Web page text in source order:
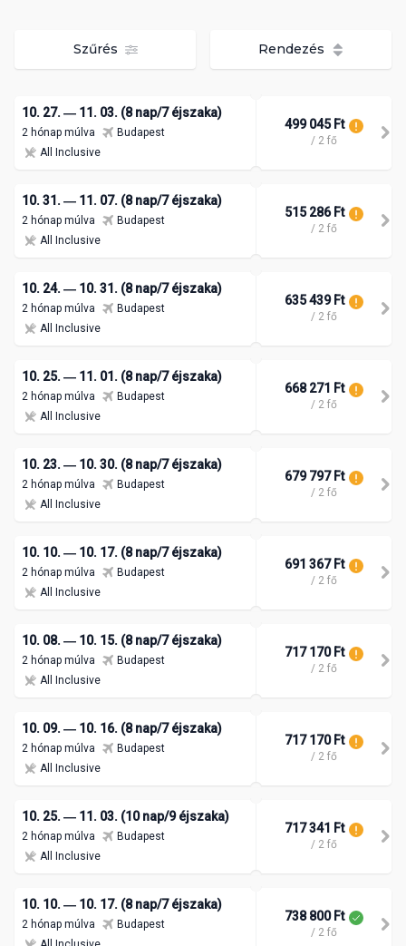
Szűrés Rendezés
10. 27. ― 11. 03. (8 nap/7 éjszaka)
2 hónap múlva
Budapest
All Inclusive
499 045 Ft
/ 2 fő
10. 31. ― 11. 07. (8 nap/7 éjszaka)
2 hónap múlva
Budapest
All Inclusive
515 286 Ft
/ 2 fő
10. 24. ― 10. 31. (8 nap/7 éjszaka)
2 hónap múlva
Budapest
All Inclusive
635 439 Ft
/ 2 fő
10. 25. ― 11. 01. (8 nap/7 éjszaka)
2 hónap múlva
Budapest
All Inclusive
668 271 Ft
/ 2 fő
10. 23. ― 10. 30. (8 nap/7 éjszaka)
2 hónap múlva
Budapest
All Inclusive
679 797 Ft
/ 2 fő
10. 10. ― 10. 17. (8 nap/7 éjszaka)
2 hónap múlva
Budapest
All Inclusive
691 367 Ft
/ 2 fő
10. 08. ― 10. 15. (8 nap/7 éjszaka)
2 hónap múlva
Budapest
All Inclusive
717 170 Ft
/ 2 fő
10. 09. ― 10. 16. (8 nap/7 éjszaka)
2 hónap múlva
Budapest
All Inclusive
717 170 Ft
/ 2 fő
10. 25. ― 11. 03. (10 nap/9 éjszaka)
2 hónap múlva
Budapest
All Inclusive
717 341 Ft
/ 2 fő
10. 10. ― 10. 17. (8 nap/7 éjszaka)
2 hónap múlva
Budapest
738 800 Ft
/ 2 fő